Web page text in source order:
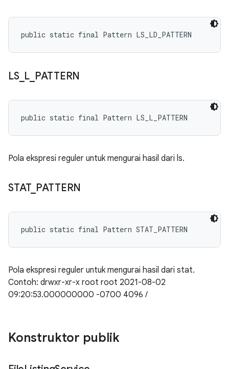
public static final Pattern LS_LD_PATTERN
LS_ L PATTERN
public static final Pattern LS_L_PATTERN
Pola ekspresi reguler untuk mengurai hasil dari ls.
STAT_ PATTERN
public static final Pattern STAT_PATTERN
Pola ekspresi reguler untuk mengurai hasil dari stat.
Contoh: drwxr-xr-x root root 2021-08-02
09:20:53.000000000 -0700 4096 /
Konstruktor publik